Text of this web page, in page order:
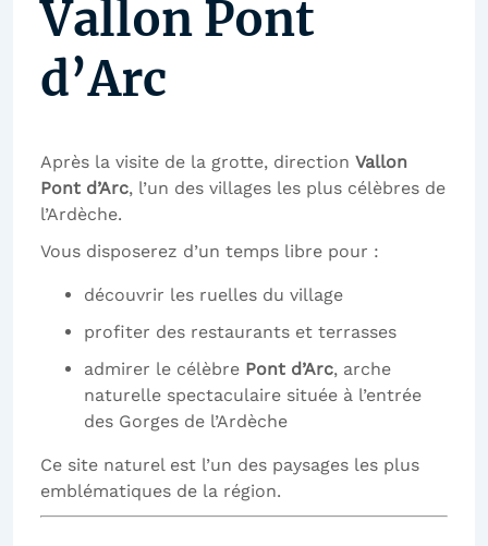
Vallon Pont
d’Arc
Après la visite de la grotte, direction Vallon
Pont d’Arc, l’un des villages les plus célèbres de
l’Ardèche.
Vous disposerez d’un temps libre pour :
découvrir les ruelles du village
profiter des restaurants et terrasses
admirer le célèbre Pont d’Arc, arche
naturelle spectaculaire située à l’entrée
des Gorges de l’Ardèche
Ce site naturel est l’un des paysages les plus
emblématiques de la région.